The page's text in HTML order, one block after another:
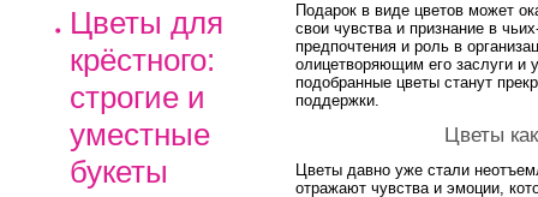
Цветы для
крёстного:
строгие и
уместные
букеты
Подарок в виде цветов может
свои чувства и признание в
предпочтения и роль в
олицетворяющим его заслуги и
подобранные цветы станут
поддержки.
Цветы
Цветы давно уже стали
отражают чувства и эмоции,